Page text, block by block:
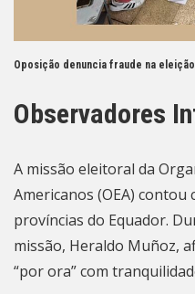
Oposição denuncia fraude na
Observadores
A missão eleitoral da
Americanos (OEA) contou
províncias do Equador.
missão, Heraldo Muñoz,
“por ora” com